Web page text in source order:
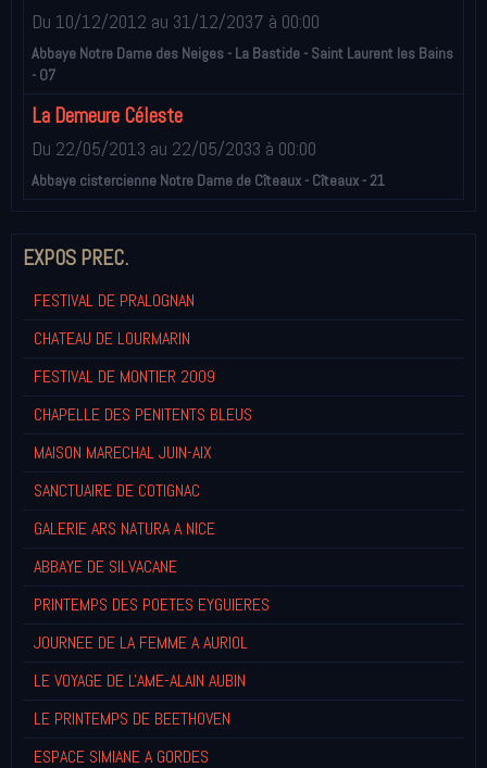
Du 10/12/2012 au 31/12/2037 à 00:00
Abbaye Notre Dame des Neiges - La Bastide - Saint Laurent les Bains
- 07
La Demeure Céleste
Du 22/05/2013 au 22/05/2033 à 00:00
Abbaye cistercienne Notre Dame de Cîteaux - Cîteaux - 21
EXPOS PREC.
FESTIVAL DE PRALOGNAN
CHATEAU DE LOURMARIN
FESTIVAL DE MONTIER 2009
CHAPELLE DES PENITENTS BLEUS
MAISON MARECHAL JUIN-AIX
SANCTUAIRE DE COTIGNAC
GALERIE ARS NATURA A NICE
ABBAYE DE SILVACANE
PRINTEMPS DES POETES EYGUIERES
JOURNEE DE LA FEMME A AURIOL
LE VOYAGE DE L'AME-ALAIN AUBIN
LE PRINTEMPS DE BEETHOVEN
ESPACE SIMIANE A GORDES